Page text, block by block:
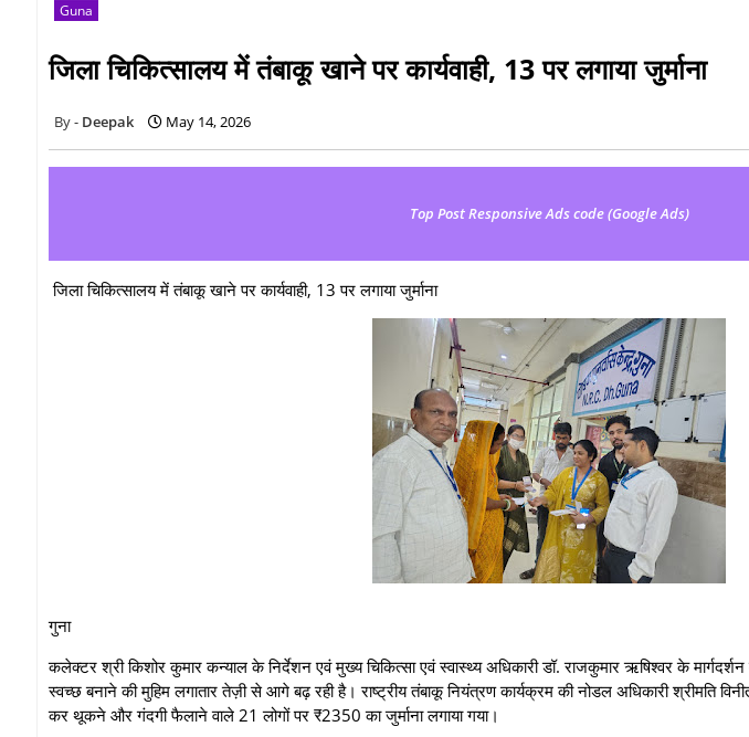
Guna
जिला चिकित्‍सालय में तंबाकू खाने पर कार्यवाही, 13 पर लगाया जुर्माना
Deepak May 14, 2026
Top Post Responsive Ads code (Google Ads)
जिला चिकित्‍सालय में तंबाकू खाने पर कार्यवाही, 13 पर लगाया जुर्माना
गुना
कलेक्टर श्री किशोर कुमार कन्याल के निर्देशन एवं मुख्य चिकित्सा एवं स्वास्थ्य अधिकारी डॉ. राजकुमार ऋषिश्‍वर के
स्वच्छ बनाने की मुहिम लगातार तेज़ी से आगे बढ़ रही है। राष्ट्रीय तंबाकू नियंत्रण कार्यक्रम की नोडल अधिकारी श्रीमति
कर थूकने और गंदगी फैलाने वाले 21 लोगों पर ₹2350 का जुर्माना लगाया गया।